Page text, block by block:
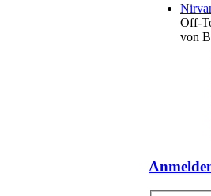
Off-
von